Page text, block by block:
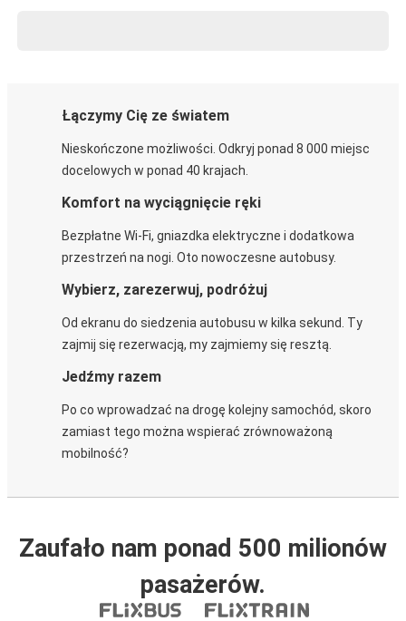
Łączymy Cię ze światem
Nieskończone możliwości. Odkryj ponad 8 000 miejsc
docelowych w ponad 40 krajach.
Komfort na wyciągnięcie ręki
Bezpłatne Wi-Fi, gniazdka elektryczne i dodatkowa
przestrzeń na nogi. Oto nowoczesne autobusy.
Wybierz, zarezerwuj, podróżuj
Od ekranu do siedzenia autobusu w kilka sekund. Ty
zajmij się rezerwacją, my zajmiemy się resztą.
Jedźmy razem
Po co wprowadzać na drogę kolejny samochód, skoro
zamiast tego można wspierać zrównoważoną
mobilność?
Zaufało nam ponad 500 milionów
pasażerów.